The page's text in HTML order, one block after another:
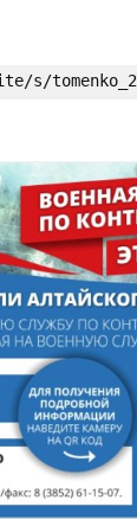
s/